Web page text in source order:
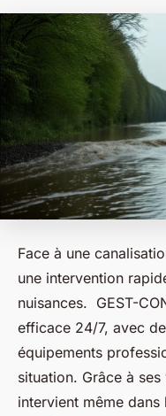
Face à une
une intervention
nuisances. GEST-
efficace 24/7, avec
équipements
situation. Grâce à
intervient même